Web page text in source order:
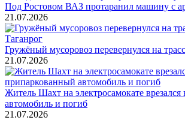
Под Ростовом ВАЗ протаранил машину с
21.07.2026
Гружёный мусоровоз перевернулся на
21.07.2026
Житель Шахт на электросамокате
автомобиль и погиб
21.07.2026